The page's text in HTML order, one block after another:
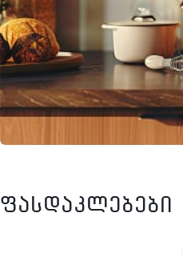
ფასდაკლებები